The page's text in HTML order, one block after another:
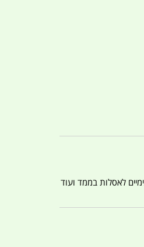
לאסלות בממד ועוד